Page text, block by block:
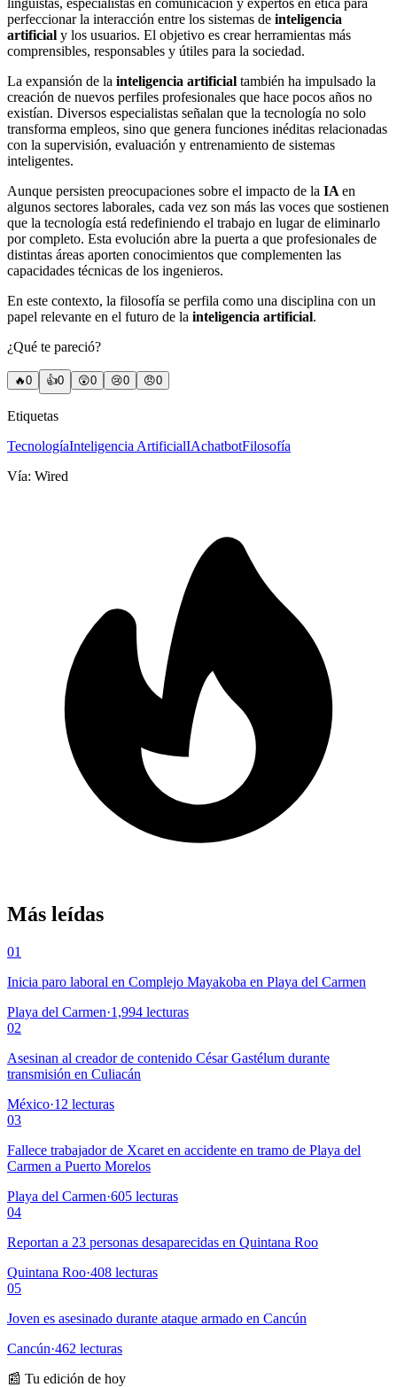
perfeccionar la interacción entre los sistemas de inteligencia
artificial y los usuarios. El objetivo es crear herramientas más
comprensibles, responsables y útiles para la sociedad.
La expansión de la inteligencia artificial también ha impulsado la
creación de nuevos perfiles profesionales que hace pocos años no
existían. Diversos especialistas señalan que la tecnología no solo
transforma empleos, sino que genera funciones inéditas relacionadas
con la supervisión, evaluación y entrenamiento de sistemas
inteligentes.
Aunque persisten preocupaciones sobre el impacto de la IA en
algunos sectores laborales, cada vez son más las voces que sostienen
que la tecnología está redefiniendo el trabajo en lugar de eliminarlo
por completo. Esta evolución abre la puerta a que profesionales de
distintas áreas aporten conocimientos que complementen las
capacidades técnicas de los ingenieros.
En este contexto, la filosofía se perfila como una disciplina con un
papel relevante en el futuro de la inteligencia artificial.
¿Qué te pareció?
🔥0 👍0 😲0 😢0 😠0
Etiquetas
TecnologíaInteligencia ArtificialIAchatbotFilosofía
Vía: Wired
Más leídas
01
Inicia paro laboral en Complejo Mayakoba en Playa del Carmen
Playa del Carmen·1,994 lecturas
02
Asesinan al creador de contenido César Gastélum durante
transmisión en Culiacán
México·12 lecturas
03
Fallece trabajador de Xcaret en accidente en tramo de Playa del
Carmen a Puerto Morelos
Playa del Carmen·605 lecturas
04
Reportan a 23 personas desaparecidas en Quintana Roo
Quintana Roo·408 lecturas
05
Joven es asesinado durante ataque armado en Cancún
Cancún·462 lecturas
📰 Tu edición de hoy